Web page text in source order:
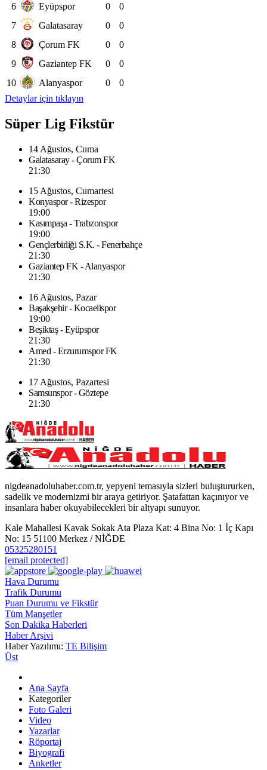
6
Eyüpspor 0
0
7
Galatasaray 0
0
8
Çorum FK 0
0
9
Gaziantep FK 0
0
10
Alanyaspor 0
0
Detaylar için tıklayın
Süper Lig Fikstür
14 Ağustos, Cuma
Galatasaray - Çorum FK
21:30
15 Ağustos, Cumartesi
Konyaspor - Rizespor
19:00
Kasımpaşa - Trabzonspor
19:00
Gençlerbirliği S.K. - Fenerbahçe
21:30
Gaziantep FK - Alanyaspor
21:30
16 Ağustos, Pazar
Başakşehir - Kocaelispor
19:00
Beşiktaş - Eyüpspor
21:30
Amed - Erzurumspor FK
21:30
17 Ağustos, Pazartesi
Samsunspor - Göztepe
21:30
nigdeanadoluhaber.com.tr, yepyeni temasıyla sizleri buluştururken,
sadelik ve modernizmi bir araya getiriyor. Şatafattan kaçınıyor ve
insanlara haber okuyabilecekleri bir altyapı sunuyor.
Kale Mahallesi Kavak Sokak Ata Plaza Kat: 4 Bina No: 1 İç Kapı
No: 15 51100 Merkez / NİĞDE
05325280151
[email protected]
Hava Durumu
Trafik Durumu
Puan Durumu ve Fikstür
Tüm Manşetler
Son Dakika Haberleri
Haber Arşivi
Haber Yazılımı: TE Bilişim
Üst
Ana Sayfa
Kategoriler
Foto Galeri
Video
Yazarlar
Röportaj
Biyografi
Anketler